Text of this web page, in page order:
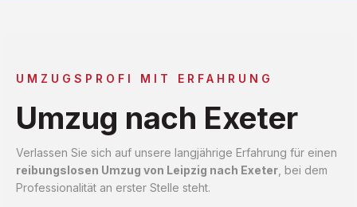
UMZUGSPROFI MIT ERFAHRUNG
Umzug nach Exeter
Verlassen Sie sich auf unsere langjährige Erfahrung für einen
reibungslosen Umzug von Leipzig nach Exeter , bei dem
Professionalität an erster Stelle steht.